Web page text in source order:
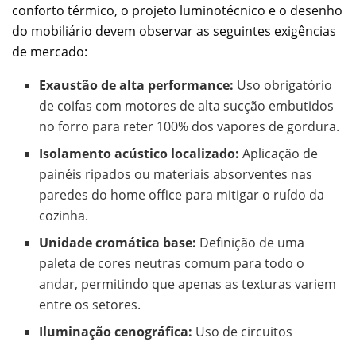
conforto térmico, o projeto luminotécnico e o desenho
do mobiliário devem observar as seguintes exigências
de mercado:
Exaustão de alta performance: Uso obrigatório
de coifas com motores de alta sucção embutidos
no forro para reter 100% dos vapores de gordura.
Isolamento acústico localizado: Aplicação de
painéis ripados ou materiais absorventes nas
paredes do home office para mitigar o ruído da
cozinha.
Unidade cromática base: Definição de uma
paleta de cores neutras comum para todo o
andar, permitindo que apenas as texturas variem
entre os setores.
Iluminação cenográfica: Uso de circuitos